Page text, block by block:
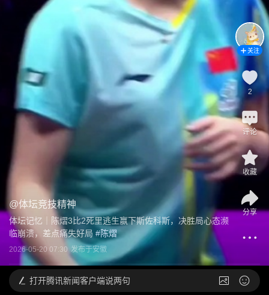
@体坛竞技精神
体坛记忆｜陈熠3比2死里逃生赢下斯佐科斯，决胜局心态濒
临崩溃，差点痛失好局 #陈熠
2026-05-20 07:30 发布于安徽
关注
2
评论
收藏
分享
打开腾讯新闻客户端说两句